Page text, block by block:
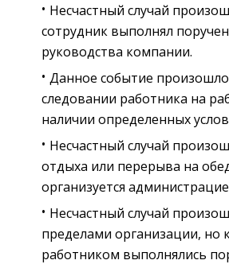
Несчастный случай
сотрудник выполнял
руководства компании.
Данное событие
следовании работника на
наличии определенных
Несчастный случай
отдыха или перерыва на
организуется
Несчастный случай
пределами организации, но
работником выполнялись